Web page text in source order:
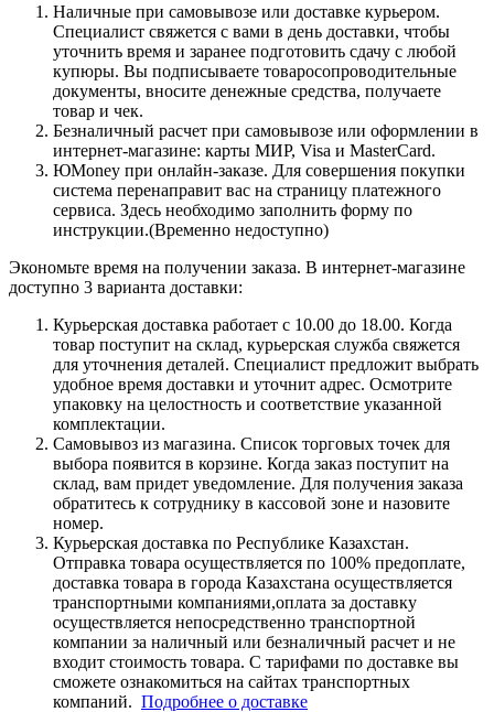
Наличные при самовывозе или доставке курьером.
Специалист свяжется с вами в день доставки, чтобы
уточнить время и заранее подготовить сдачу с любой
купюры. Вы подписываете товаросопроводительные
документы, вносите денежные средства, получаете
товар и чек.
Безналичный расчет при самовывозе или оформлении в
интернет-магазине: карты МИР, Visa и MasterCard.
ЮMoney при онлайн-заказе. Для совершения покупки
система перенаправит вас на страницу платежного
сервиса. Здесь необходимо заполнить форму по
инструкции.(Временно недоступно)
Экономьте время на получении заказа. В интернет-магазине
доступно 3 варианта доставки:
Курьерская доставка работает с 10.00 до 18.00. Когда
товар поступит на склад, курьерская служба свяжется
для уточнения деталей. Специалист предложит выбрать
удобное время доставки и уточнит адрес. Осмотрите
упаковку на целостность и соответствие указанной
комплектации.
Самовывоз из магазина. Список торговых точек для
выбора появится в корзине. Когда заказ поступит на
склад, вам придет уведомление. Для получения заказа
обратитесь к сотруднику в кассовой зоне и назовите
номер.
Курьерская доставка по Республике Казахстан.
Отправка товара осуществляется по 100% предоплате,
доставка товара в города Казахстана осуществляется
транспортными компаниями,оплата за доставку
осуществляется непосредственно транспортной
компании за наличный или безналичный расчет и не
входит стоимость товара. С тарифами по доставке вы
сможете ознакомиться на сайтах транспортных
компаний. Подробнее о доставке